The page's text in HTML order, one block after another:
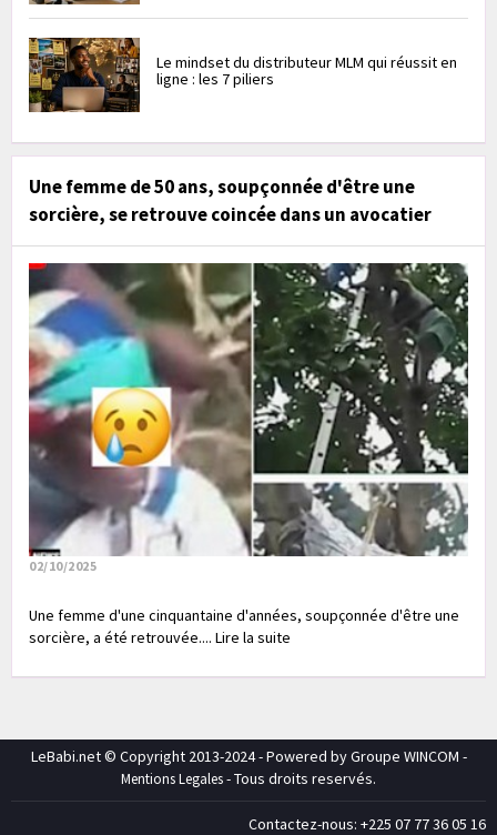
Le mindset du distributeur MLM qui réussit en
ligne : les 7 piliers
Une femme de 50 ans, soupçonnée d'être une
sorcière, se retrouve coincée dans un avocatier
02/10/2025
Une femme d'une cinquantaine d'années, soupçonnée d'être une
sorcière, a été retrouvée.... Lire la suite
LeBabi.net © Copyright 2013-2024 - Powered by Groupe WINCOM -
Mentions Legales- Tous droits reservés.
Contactez-nous: +225 07 77 36 05 16